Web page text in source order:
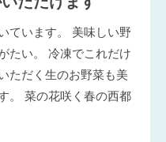
ています。 美味しい野
たい。 冷凍でこれだけ
ただく生のお野菜も美
。 菜の花咲く春の西都